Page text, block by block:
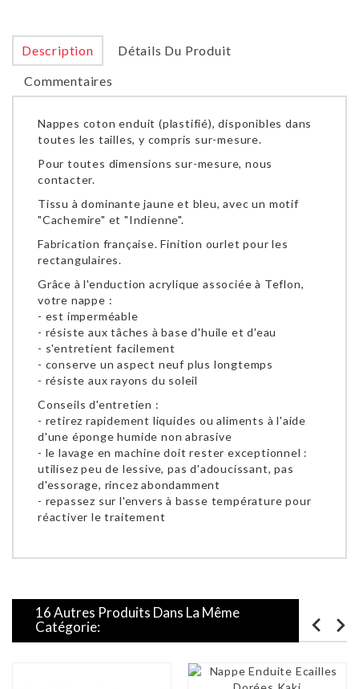
Description
Détails Du Produit
Commentaires
Nappes coton enduit (plastifié), disponibles dans
toutes les tailles, y compris sur-mesure.
Pour toutes dimensions sur-mesure, nous
contacter.
Tissu à dominante jaune et bleu, avec un motif
"Cachemire" et "Indienne".
Fabrication française. Finition ourlet pour les
rectangulaires.
Grâce à l'enduction acrylique associée à Teflon,
votre nappe :
- est imperméable
- résiste aux tâches à base d'huile et d'eau
- s'entretient facilement
- conserve un aspect neuf plus longtemps
- résiste aux rayons du soleil
Conseils d'entretien :
- retirez rapidement liquides ou aliments à l'aide
d'une éponge humide non abrasive
- le lavage en machine doit rester exceptionnel :
utilisez peu de lessive, pas d'adoucissant, pas
d'essorage, rincez abondamment
- repassez sur l'envers à basse température pour
réactiver le traitement
16 Autres Produits Dans La Même
Catégorie: